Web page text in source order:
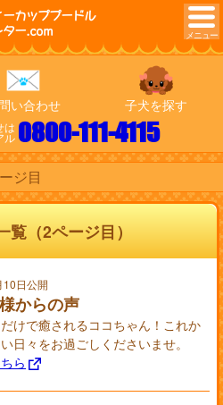
ーカッププードル
ター.com
い合わせ 子犬を探す
は
ル 0800-111-4115
ジ目
覧（2ページ目）
日公開
からの声
けで癒されるココちゃん！これか
日々をお過ごしくださいませ。
ら